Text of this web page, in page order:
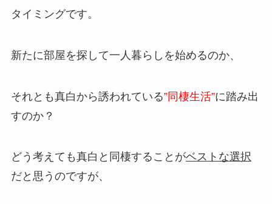
タイミングです。
新たに部屋を探して一人暮らしを始めるのか、
それとも真白から誘われている”同棲生活”に踏み出
すのか？
どう考えても真白と同棲することがベストな選択
だと思うのですが、